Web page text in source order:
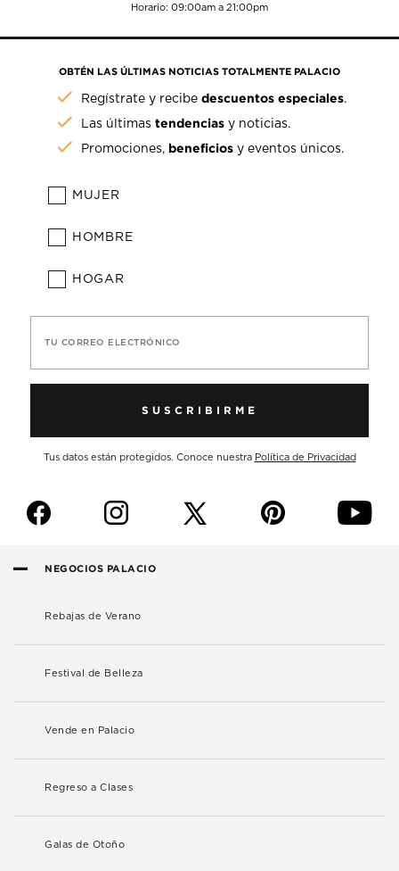
Horario: 09:00am a 21:00pm
OBTÉN LAS ÚLTIMAS NOTICIAS TOTALMENTE PALACIO
Regístrate y recibedescuentos especiales.
Las últimastendencias y noticias.
Promociones, beneficios y eventos únicos.
MUJER
HOMBRE
HOGAR
TU CORREO ELECTRÓNICO
SUSCRIBIRME
Tus datos están protegidos. Conoce nuestra Política de Privacidad
f i p y
NEGOCIOS PALACIO
Rebajas de Verano
Festival de Belleza
Vende en Palacio
Regreso a Clases
Galas de Otoño